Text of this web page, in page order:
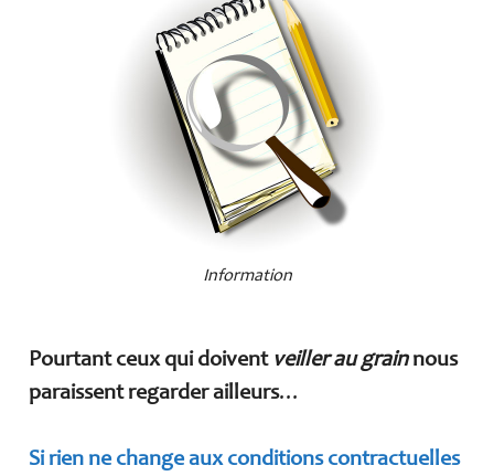
Information
Pourtant ceux qui doivent veiller au grainnous
paraissent regarder ailleurs…
Si rien ne change aux conditions contractuelles